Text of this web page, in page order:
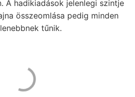
A hadikiadások jelenlegi szintje
összeomlása pedig minden
tűnik.